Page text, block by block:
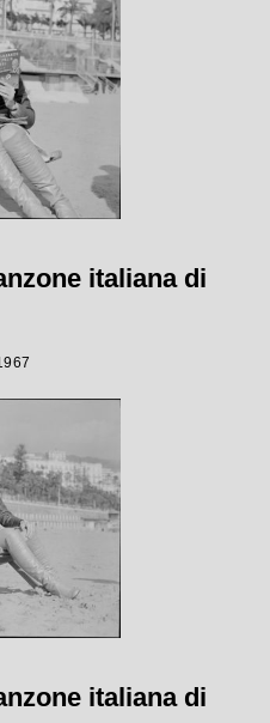
italiana di
italiana di